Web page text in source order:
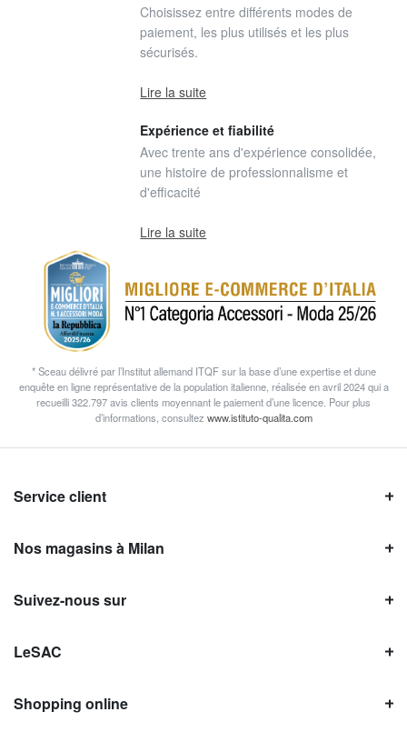
Choisissez entre différents modes de
paiement, les plus utilisés et les plus
sécurisés.
Lire la suite
Expérience et fiabilité
Avec trente ans d'expérience consolidée,
une histoire de professionnalisme et
d'efficacité
Lire la suite
* Sceau délivré par l’Institut allemand ITQF sur la base d’une expertise et dune
enquête en ligne représentative de la population italienne, réalisée en avril 2024 qui a
recueilli 322.797 avis clients moyennant le paiement d’une licence. Pour plus
d’informations, consultez www.istituto-qualita.com
Service client
Nos magasins à Milan
Suivez-nous sur
LeSAC
Shopping online